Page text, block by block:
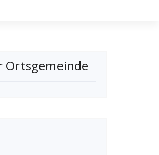
Ortsgemeinde